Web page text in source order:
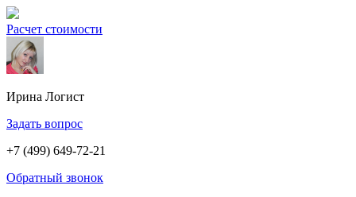
Расчет стоимости
Ирина Логист
Задать вопрос
+7 (499) 649-72-21
Обратный звонок